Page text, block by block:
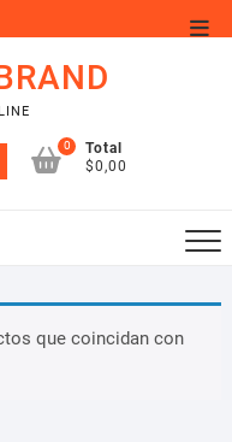
0
Total
$0,00
que coincidan con